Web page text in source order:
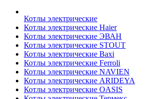
Котлы электрические
Котлы электрические Haier
Котлы электрические ЭВАН
Котлы электрические STOUT
Котлы электрические Baxi
Котлы электрические Ferroli
Котлы электрические NAVIEN
Котлы электрические ARIDEYA
Котлы электрические OASIS